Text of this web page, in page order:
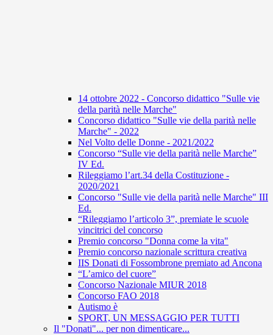
14 ottobre 2022 - Concorso didattico "Sulle vie
della parità nelle Marche"
Concorso didattico "Sulle vie della parità nelle
Marche" - 2022
Nel Volto delle Donne - 2021/2022
Concorso “Sulle vie della parità nelle Marche”
IV Ed.
Rileggiamo l’art.34 della Costituzione -
2020/2021
Concorso "Sulle vie della parità nelle Marche" III
Ed.
“Rileggiamo l’articolo 3”, premiate le scuole
vincitrici del concorso
Premio concorso "Donna come la vita"
Premio concorso nazionale scrittura creativa
IIS Donati di Fossombrone premiato ad Ancona
“L’amico del cuore”
Concorso Nazionale MIUR 2018
Concorso FAO 2018
Autismo è
SPORT, UN MESSAGGIO PER TUTTI
Il "Donati"... per non dimenticare...